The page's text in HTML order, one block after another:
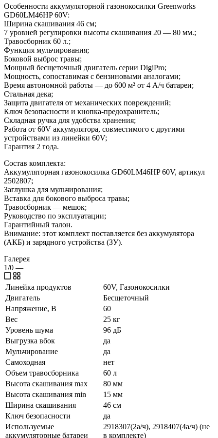
Особенности аккумуляторной газонокосилки Greenworks
GD60LM46HP 60V:
Ширина скашивания 46 см;
7 уровней регулировки высоты скашивания 20 — 80 мм.;
Травосборник 60 л.;
Функция мульчирования;
Боковой выброс травы;
Мощный бесщеточный двигатель серии DigiPro;
Мощность, сопоставимая с бензиновыми аналогами;
Время автономной работы — до 600 м² от 4 А/ч батареи;
Стальная дека;
Защита двигателя от механических повреждений;
Ключ безопасности и кнопка-предохранитель;
Складная ручка для удобства хранения;
Работа от 60V аккумулятора, совместимого с другими
устройствами из линейки 60V;
Гарантия 2 года.
Состав комплекта:
Аккумуляторная газонокосилка GD60LM46HP 60V, артикул
2502807;
Заглушка для мульчирования;
Вставка для бокового выброса травы;
Травосборник — мешок;
Руководство по эксплуатации;
Гарантийный талон.
Внимание: этот комплект поставляется без аккумулятора
(АКБ) и зарядного устройства (ЗУ).
Галерея
1/0 —
Линейка продуктов
60V, Газонокосилки
Двигатель
Бесщеточный
Напряжение, В
60
Вес
25 кг
Уровень шума
96 дБ
Выгрузка вбок
да
Мульчирование
да
Самоходная
нет
Объем травосборника
60 л
Высота скашивания max
80 мм
Высота скашивания min
15 мм
Ширина скашивания
46 см
Ключ безопасности
да
Используемые
аккумуляторные батареи
2918307(2а/ч), 2918407(4а/ч) (не
в комплекте)